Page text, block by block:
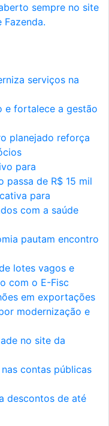
sempre no site
serviços na
e fortalece a gestão
planejado reforça
para
passa de R$ 15 mil
para
com a saúde
pautam encontro
lotes vagos e
com o E-Fisc
em exportações
modernização e
no site da
contas públicas
descontos de até